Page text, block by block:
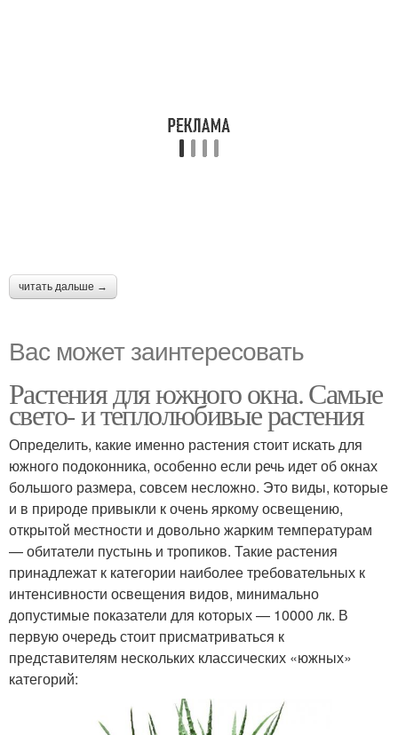
читать дальше →
Вас может заинтересовать
Растения для южного окна. Самые
свето- и теплолюбивые растения
Определить, какие именно растения стоит искать для
южного подоконника, особенно если речь идет об окнах
большого размера, совсем несложно. Это виды, которые
и в природе привыкли к очень яркому освещению,
открытой местности и довольно жарким температурам
— обитатели пустынь и тропиков. Такие растения
принадлежат к категории наиболее требовательных к
интенсивности освещения видов, минимально
допустимые показатели для которых — 10000 лк. В
первую очередь стоит присматриваться к
представителям нескольких классических «южных»
категорий: